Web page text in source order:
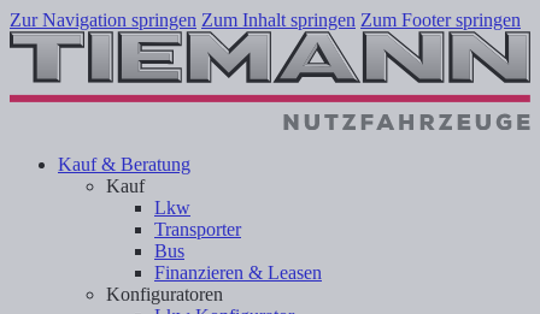
Zur Navigation springen Zum Inhalt springen Zum Footer springen
Kauf & Beratung
Kauf
Lkw
Transporter
Bus
Finanzieren & Leasen
Konfiguratoren